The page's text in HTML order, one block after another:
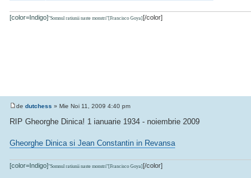
[color=Indigo]"Somnul ratiunii naste monstri"[Francisco Goya][/color]
de dutchess » Mie Noi 11, 2009 4:40 pm
RIP Gheorghe Dinica! 1 ianuarie 1934 - noiembrie 2009
Gheorghe Dinica si Jean Constantin in Revansa
[color=Indigo]"Somnul ratiunii naste monstri"[Francisco Goya][/color]